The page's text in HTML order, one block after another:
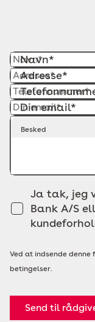
Navn*
Adresse*
Din email*
Besked
Ja tak, jeg
Bank A/S
Ved at indsende
betingelser.
Send til